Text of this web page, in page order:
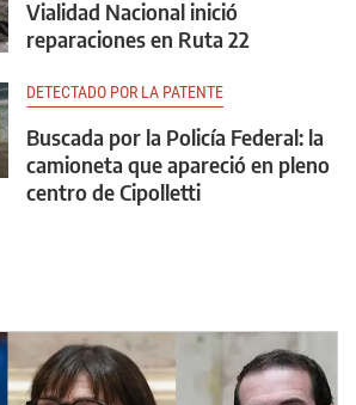
Vialidad Nacional inició
reparaciones en Ruta 22
DETECTADO POR LA PATENTE
Buscada por la Policía Federal: la
camioneta que apareció en pleno
centro de Cipolletti